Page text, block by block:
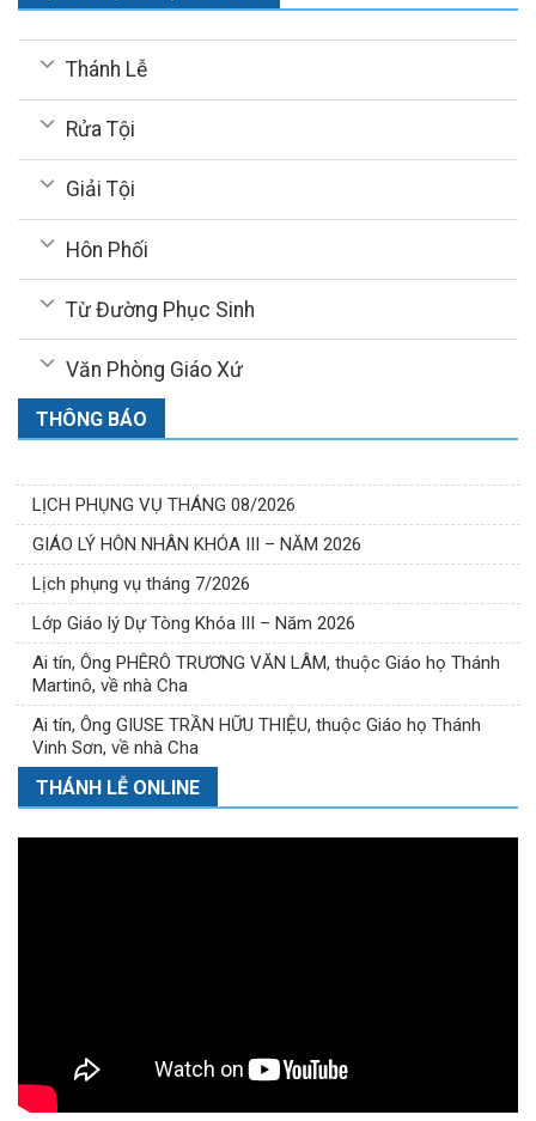
Thánh Lễ
Rửa Tội
Giải Tội
Hôn Phối
Từ Đường Phục Sinh
Văn Phòng Giáo Xứ
THÔNG BÁO
LỊCH PHỤNG VỤ THÁNG 08/2026
GIÁO LÝ HÔN NHÂN KHÓA III – NĂM 2026
Lịch phụng vụ tháng 7/2026
Lớp Giáo lý Dự Tòng Khóa III – Năm 2026
Ai tín, Ông PHÊRÔ TRƯƠNG VĂN LÂM, thuộc Giáo họ Thánh
Martinô, về nhà Cha
Ai tín, Ông GIUSE TRẦN HỮU THIỆU, thuộc Giáo họ Thánh
Vinh Sơn, về nhà Cha
THÁNH LỄ ONLINE